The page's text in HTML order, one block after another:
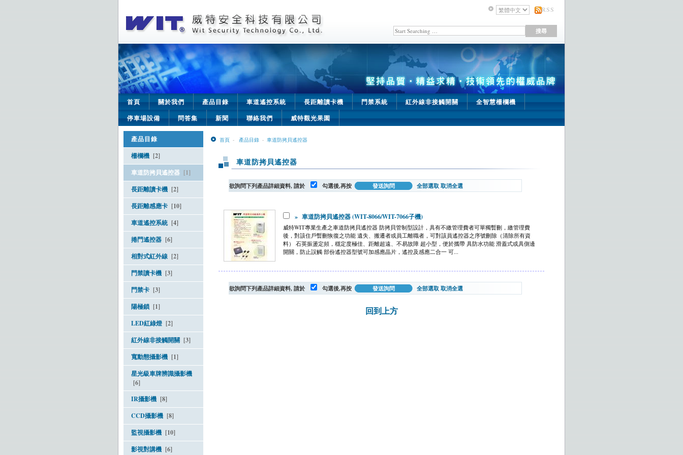
RSS
首頁 關於我們 產品目錄 車道遙控系統 長距離讀卡機 門禁系統 紅外線非接觸開關
全智慧柵欄機
停車場設備
問答集 新聞 聯絡我們 威特觀光果園
產品目錄
柵欄機 [2]
車道防拷貝遙控器 [1]
長距離讀卡機 [2]
長距離感應卡 [10]
車道遙控系統 [4]
捲門遙控器 [6]
相對式紅外線 [2]
門禁讀卡機 [3]
門禁卡 [3]
陽極鎖 [1]
LED紅綠燈 [2]
紅外線非接觸開關 [3]
寬動態攝影機 [1]
星光級車牌辨識攝影機
[6]
IR攝影機 [8]
CCD攝影機 [8]
監視攝影機 [10]
影視對講機 [6]
首頁 - 產品目錄 - 車道防拷貝遙控器
車道防拷貝遙控器
欲詢問下列產品詳細資料, 請於 勾選後,再按 全部選取取消全選
» 車道防拷貝遙控器 (WIT-8066/WIT-7066子機)
威特WIT專業生產之車道防拷貝遙控器 防拷貝管制型設計，具有不繳管理費者可單獨暫刪，繳管理費
後，對該住戶暫刪恢復之功能 遺失、搬遷者或員工離職者，可對該員遙控器之序號刪除（清除所有資
料） 石英振盪定頻，穩定度極佳、距離超遠、不易故障 超小型，便於攜帶 具防水功能 滑蓋式或具側邊
開關，防止誤觸 部份遙控器型號可加感應晶片，遙控及感應二合一 可...
欲詢問下列產品詳細資料, 請於 勾選後,再按 全部選取取消全選
回到上方